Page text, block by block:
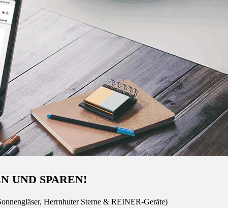
UND SPAREN!
Herrnhuter Sterne & REINER-Geräte)